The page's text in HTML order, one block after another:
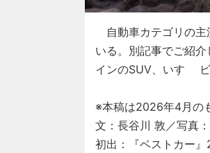
自動車カテゴリの主
いる。別記事でご紹
インのSUV、いすゞ
※本稿は2026年4月の
文：長谷川 敦／写真
初出：『ベストカー